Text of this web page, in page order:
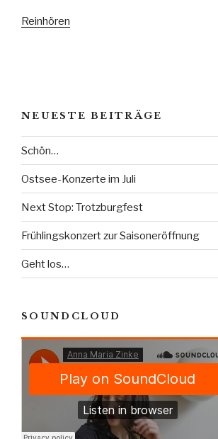
Reinhören
NEUESTE BEITRÄGE
Schön…
Ostsee-Konzerte im Juli
Next Stop: Trotzburgfest
Frühlingskonzert zur Saisoneröffnung
Geht los…
SOUNDCLOUD